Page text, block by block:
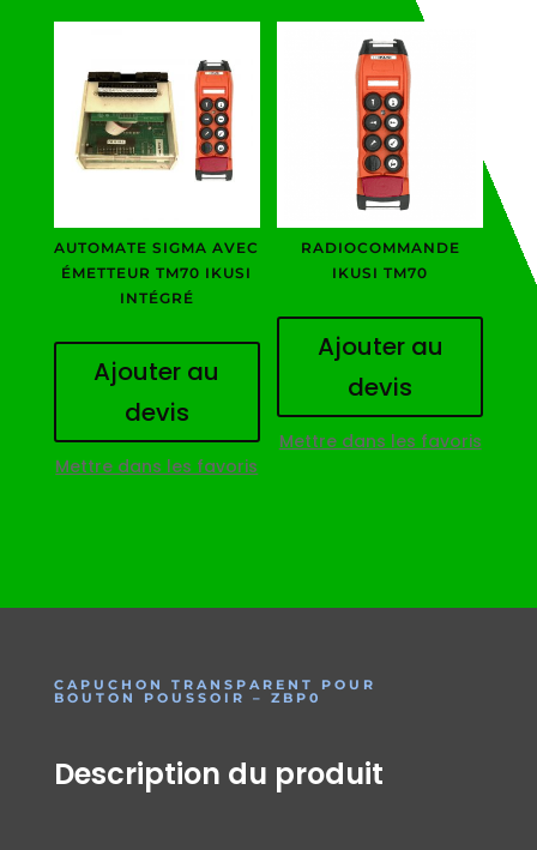
AUTOMATE SIGMA AVEC
ÉMETTEUR TM70 IKUSI
INTÉGRÉ
Ajouter au
devis
Mettre dans les favoris
RADIOCOMMANDE
IKUSI TM70
Ajouter au
devis
Mettre dans les favoris
CAPUCHON TRANSPARENT POUR
BOUTON POUSSOIR – ZBP0
Description du produit